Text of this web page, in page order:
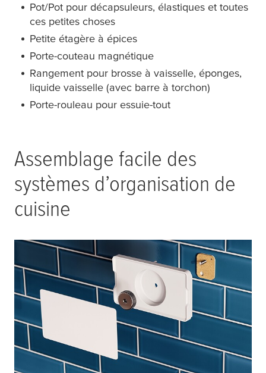
Pot/Pot pour décapsuleurs, élastiques et toutes
ces petites choses
Petite étagère à épices
Porte-couteau magnétique
Rangement pour brosse à vaisselle, éponges,
liquide vaisselle (avec barre à torchon)
Porte-rouleau pour essuie-tout
Assemblage facile des
systèmes d’organisation de
cuisine